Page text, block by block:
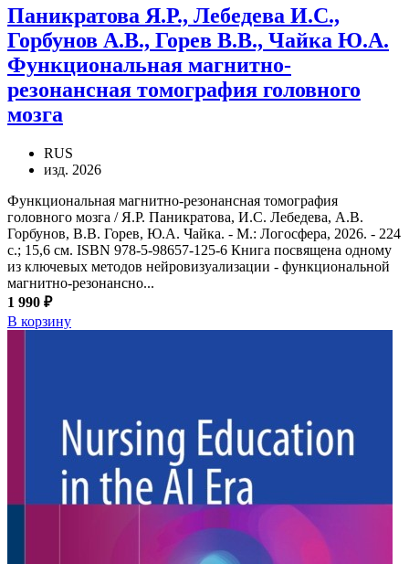
Паникратова Я.Р., Лебедева И.С.,
Горбунов А.В., Горев В.В., Чайка Ю.А.
Функциональная магнитно-
резонансная томография головного
мозга
RUS
изд. 2026
Функциональная магнитно-резонансная томография
головного мозга / Я.Р. Паникратова, И.С. Лебедева, А.В.
Горбунов, В.В. Горев, Ю.А. Чайка. - М.: Логосфера, 2026. - 224
с.; 15,6 см. ISBN 978-5-98657-125-6 Книга посвящена одному
из ключевых методов нейровизуализации - функциональной
магнитно-резонансно...
1 990 ₽
В корзину